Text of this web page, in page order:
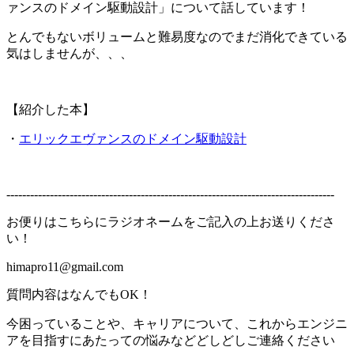
ァンスのドメイン駆動設計」について話しています！
とんでもないボリュームと難易度なのでまだ消化できている
気はしませんが、、、
【紹介した本】
・ エリックエヴァンスのドメイン駆動設計
-----------------------------------------------------------------------------------
お便りはこちらにラジオネームをご記入の上お送りくださ
い！
himapro11@gmail.com
質問内容はなんでもOK！
今困っていることや、キャリアについて、これからエンジニ
アを目指すにあたっての悩みなどどしどしご連絡ください